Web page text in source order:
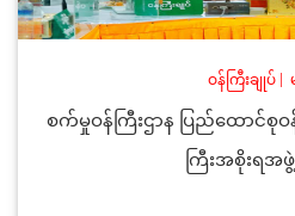
ဝန်ကြီးချုပ်|
စက်မှုဝန်ကြီးဌာန ပြည်ထောင်စု
ကြီးအစိုးရ